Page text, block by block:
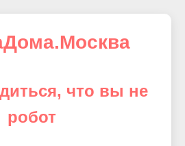
что вы не
робот